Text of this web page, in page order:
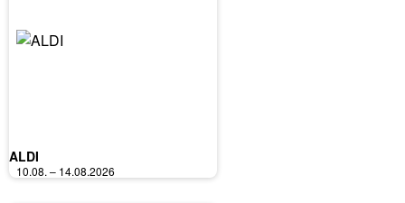
ALDI
10.08. – 14.08.2026